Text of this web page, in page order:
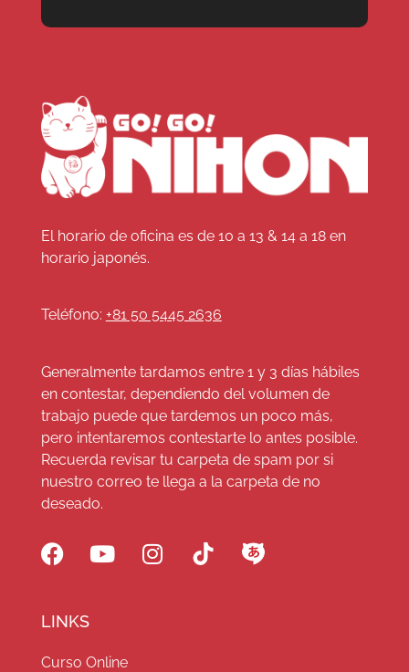
El horario de oficina es de 10 a 13 & 14 a 18 en
horario japonés.
Teléfono: +81 50 5445 2636
Generalmente tardamos entre 1 y 3 días hábiles
en contestar, dependiendo del volumen de
trabajo puede que tardemos un poco más,
pero intentaremos contestarte lo antes posible.
Recuerda revisar tu carpeta de spam por si
nuestro correo te llega a la carpeta de no
deseado.
LINKS
Curso Online